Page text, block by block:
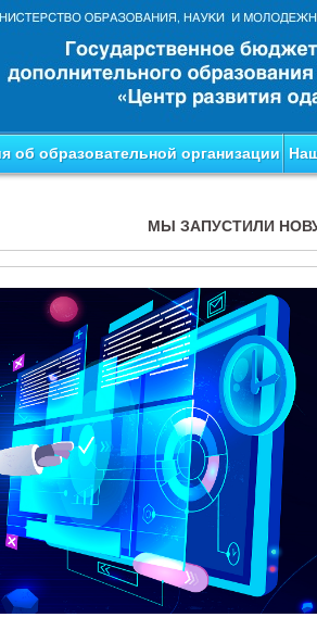
об образовательной организации
МЫ ЗАПУСТИЛИ